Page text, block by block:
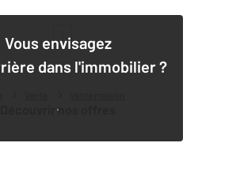
Vous envisagez
dans l'immobilier ?
Découvrir nos offres
1